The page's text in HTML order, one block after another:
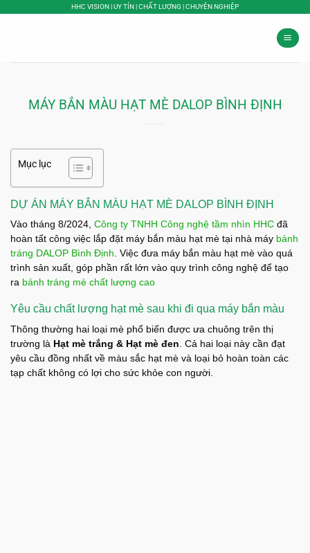
HHC VISION | UY TÍN | CHẤT LƯỢNG | CHUYÊN NGHIỆP
MÁY BẮN MÀU HẠT MÈ DALOP BÌNH ĐỊNH
Mục lục
DỰ ÁN MÁY BẮN MÀU HẠT MÈ DALOP BÌNH ĐỊNH
Vào tháng 8/2024, Công ty TNHH Công nghệ tầm nhìn HHC đã
hoàn tất công việc lắp đặt máy bắn màu hạt mè tại nhà máy bánh
tráng DALOP Bình Định . Việc đưa máy bắn màu hạt mè vào quá
trình sản xuất, góp phần rất lớn vào quy trình công nghệ để tạo
ra bánh tráng mè chất lượng cao
Yêu cầu chất lượng hạt mè sau khi đi qua máy bắn màu
Thông thường hai loại mè phổ biến được ưa chuông trên thị
trường là Hạt mè trắng & Hạt mè đen . Cả hai loại này cần đạt
yêu cầu đồng nhất về màu sắc hạt mè và loại bỏ hoàn toàn các
tạp chất không có lợi cho sức khỏe con người.